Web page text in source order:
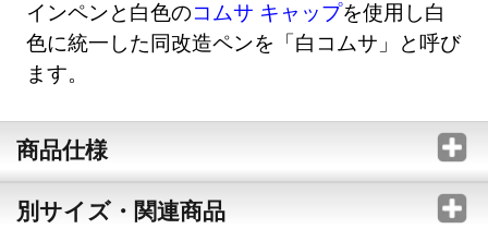
インペンと白色のコムサ キャップを使用し白
色に統一した同改造ペンを「白コムサ」と呼び
ます。
商品仕様
別サイズ・関連商品